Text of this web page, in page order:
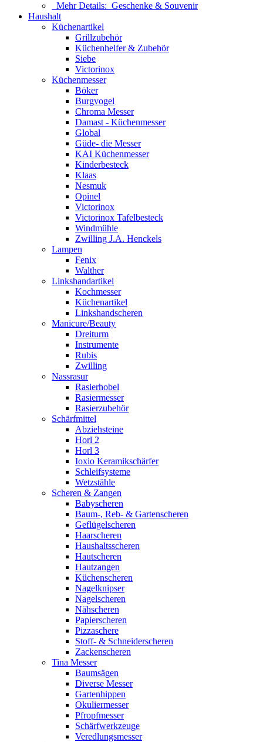
Mehr Details: Geschenke & Souvenir
Haushalt
Küchenartikel
Grillzubehör
Küchenhelfer & Zubehör
Siebe
Victorinox
Küchenmesser
Böker
Burgvogel
Chroma Messer
Damast - Küchenmesser
Global
Güde- die Messer
KAI Küchenmesser
Kinderbesteck
Klaas
Nesmuk
Opinel
Victorinox
Victorinox Tafelbesteck
Windmühle
Zwilling J.A. Henckels
Lampen
Fenix
Walther
Linkshandartikel
Kochmesser
Küchenartikel
Linkshandscheren
Manicure/Beauty
Dreiturm
Instrumente
Rubis
Zwilling
Nassrasur
Rasierhobel
Rasiermesser
Rasierzubehör
Schärfmittel
Abziehsteine
Horl 2
Horl 3
Ioxio Keramikschärfer
Schleifsysteme
Wetzstähle
Scheren & Zangen
Babyscheren
Baum-, Reb- & Gartenscheren
Geflügelscheren
Haarscheren
Haushaltsscheren
Hautscheren
Hautzangen
Küchenscheren
Nagelknipser
Nagelscheren
Nähscheren
Papierscheren
Pizzaschere
Stoff- & Schneiderscheren
Zackenscheren
Tina Messer
Baumsägen
Diverse Messer
Gartenhippen
Okuliermesser
Pfropfmesser
Schärfwerkzeuge
Veredlungsmesser